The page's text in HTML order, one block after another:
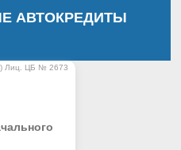
АВТОКРЕДИТЫ
Лиц. ЦБ № 2673